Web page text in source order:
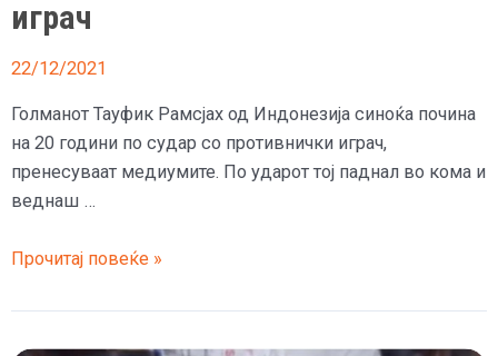
играч
22/12/2021
Голманот Тауфик Рамсјах од Индонезија синоќа почина
на 20 години по судар со противнички играч,
пренесуваат медиумите. По ударот тој паднал во кома и
веднаш …
(Видео)
во
Индонезија:
Прочитај повеќе »